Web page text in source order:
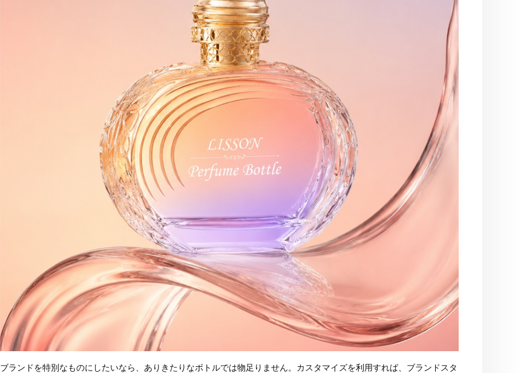
ブランドを特別なものにしたいなら、ありきたりなボトルでは物足りません。カスタマイズを利用すれば、ブランドスタ